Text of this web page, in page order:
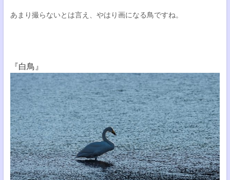
あまり撮らないとは言え、やはり画になる鳥ですね。
『白鳥』